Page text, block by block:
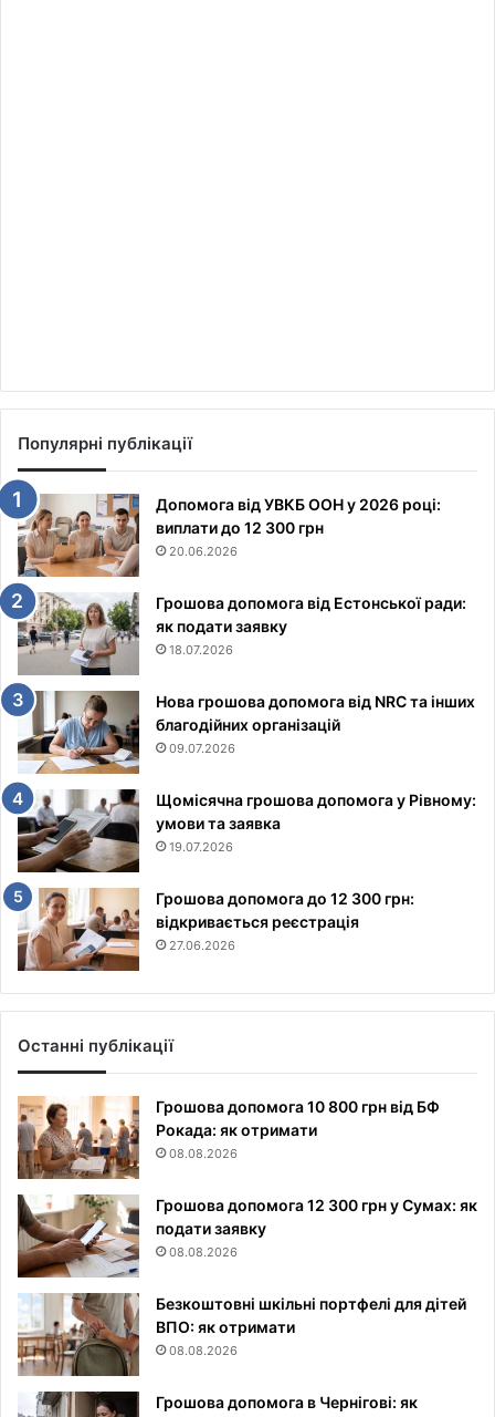
Популярні публікації
Допомога від УВКБ ООН у 2026 році:
виплати до 12 300 грн
20.06.2026
Грошова допомога від Естонської ради:
як подати заявку
18.07.2026
Нова грошова допомога від NRC та інших
благодійних організацій
09.07.2026
Щомісячна грошова допомога у Рівному:
умови та заявка
19.07.2026
Грошова допомога до 12 300 грн:
відкривається реєстрація
27.06.2026
Останні публікації
Грошова допомога 10 800 грн від БФ
Рокада: як отримати
08.08.2026
Грошова допомога 12 300 грн у Сумах: як
подати заявку
08.08.2026
Безкоштовні шкільні портфелі для дітей
ВПО: як отримати
08.08.2026
Грошова допомога в Чернігові: як